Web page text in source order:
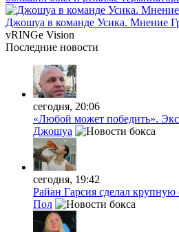
Джошуа в команде Усика. Мнение
vRINGe Vision
Последние новости
сегодня, 20:06
«Любой может победить».
Джошуа
сегодня, 19:42
Райан Гарсия сделал
Пол